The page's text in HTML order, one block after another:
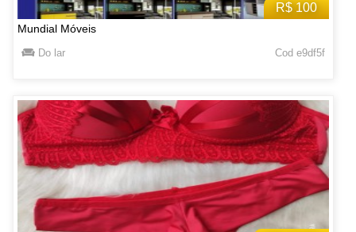
R$ 100
Mundial Móveis
Do lar Cod e9df5f